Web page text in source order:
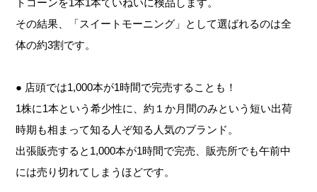
その結果、「スイートモーニング」として選ばれるのは全
体の約3割です。
● 店頭では1,000本が1時間で完売することも！
1株に1本という希少性に、約１か月間のみという短い出荷
時期も相まって知る人ぞ知る人気のブランド。
出張販売すると1,000本が1時間で完売、販売所でも午前中
には売り切れてしまうほどです。